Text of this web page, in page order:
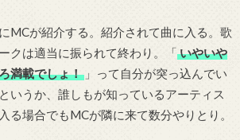
MCが紹介する。紹介されて曲に入る。歌
クは適当に振られて終わり。「 いやいや
満載でしょ！」って自分が突っ込んでい
いうか、誰しもが知っているアーティス
る場合でもMCが隣に来て数分やりとり。